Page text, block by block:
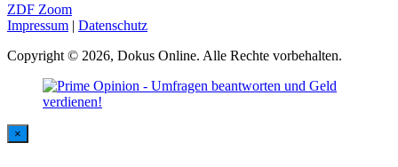
ZDF Zoom
Impressum | Datenschutz
Copyright © 2026, Dokus Online. Alle Rechte vorbehalten.
×